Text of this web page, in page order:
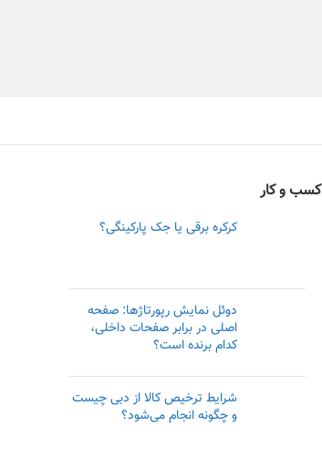
کسب و کار
کرکره برقی یا جک پارکینگی؟
دوئل نمایش رپورتاژها: صفحه
اصلی در برابر صفحات داخلی،
کدام برنده است؟
شرایط ترخیص کالا از دبی چیست
و چگونه انجام می‌شود؟